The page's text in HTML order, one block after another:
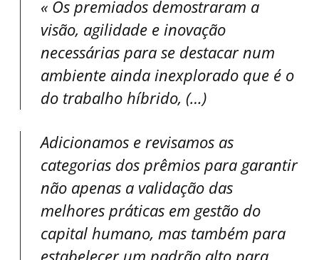
Os premiados demostraram a
visão, agilidade e inovação
necessárias para se destacar num
ambiente ainda inexplorado que é o
do trabalho híbrido, (…)
Adicionamos e revisamos as
categorias dos prêmios para garantir
não apenas a validação das
melhores práticas em gestão do
capital humano, mas também para